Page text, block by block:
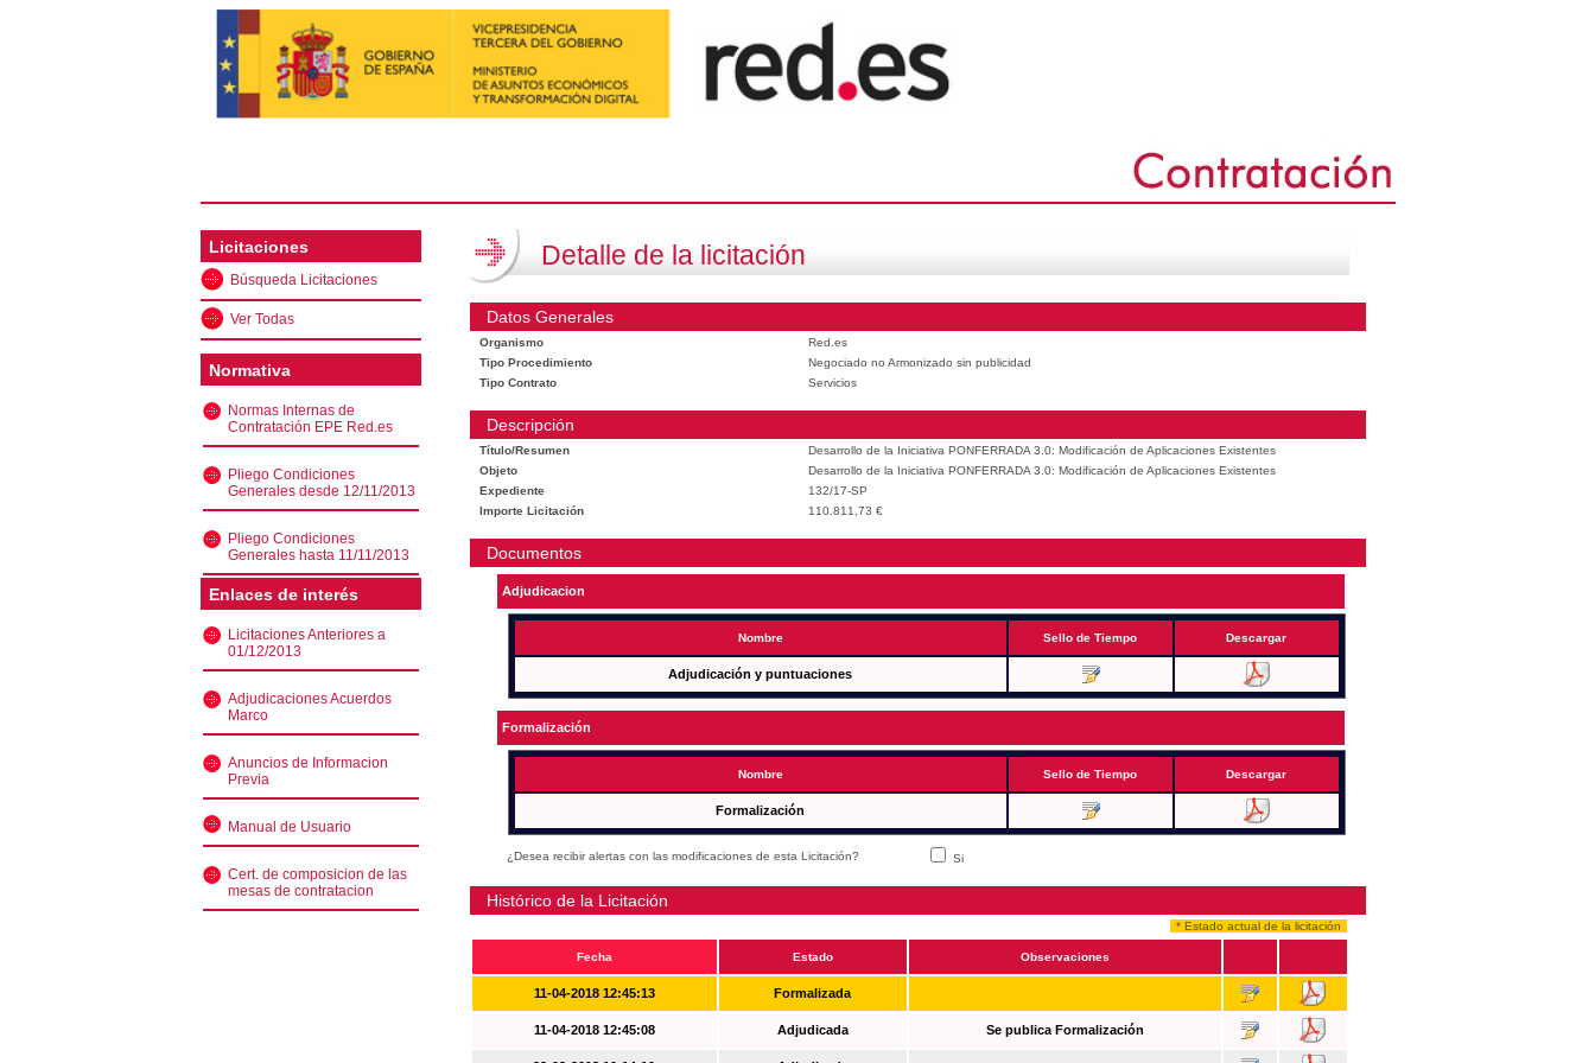
Licitaciones
Búsqueda Licitaciones
Ver Todas
Normativa
Normas Internas de
Contratación EPE Red.es
Pliego Condiciones
Generales desde 12/11/2013
Pliego Condiciones
Generales hasta 11/11/2013
Enlaces de interés
Licitaciones Anteriores a
01/12/2013
Adjudicaciones Acuerdos
Marco
Anuncios de Informacion
Previa
Manual de Usuario
Cert. de composicion de las
mesas de contratacion
Detalle de la licitación
Datos Generales
Organismo
Red.es
Tipo Procedimiento
Negociado no Armonizado sin publicidad
Tipo Contrato
Servicios
Descripción
Título/Resumen
Desarrollo de la Iniciativa PONFERRADA 3.0: Modificación de Aplicaciones Existentes
Objeto
Desarrollo de la Iniciativa PONFERRADA 3.0: Modificación de Aplicaciones Existentes
Expediente
132/17-SP
Importe Licitación
110.811,73 €
Documentos
Adjudicacion
Nombre Sello de Tiempo Descargar
Adjudicación y puntuaciones
Formalización
Nombre Sello de Tiempo Descargar
Formalización
¿Desea recibir alertas con las modificaciones de esta Licitación? Si
Histórico de la Licitación
* Estado actual de la licitación
Fecha Estado Observaciones
11-04-2018 12:45:13 Formalizada
11-04-2018 12:45:08 Adjudicada Se publica Formalización